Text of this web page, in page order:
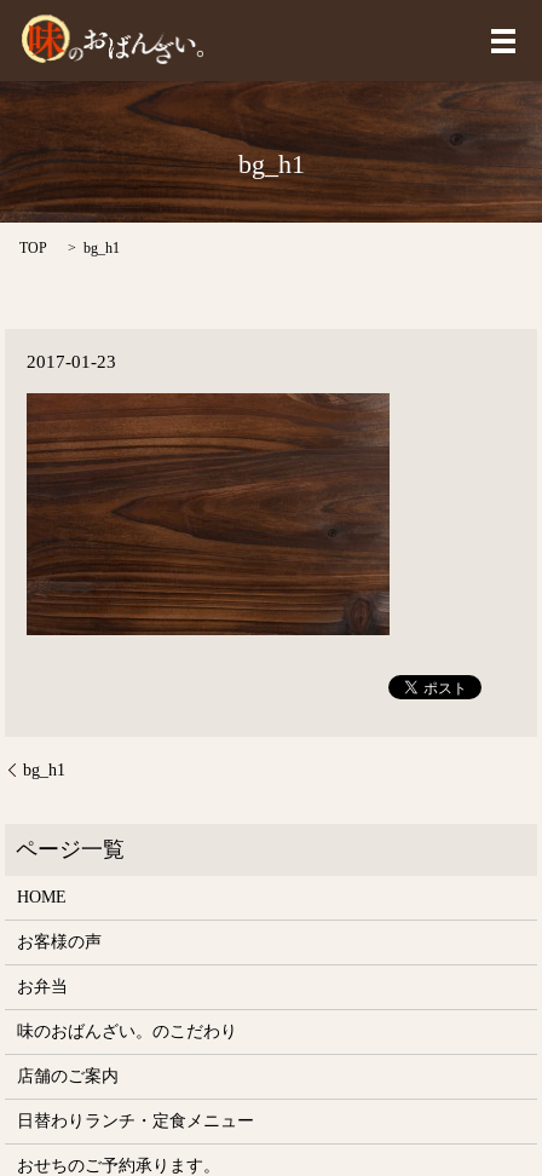
メ
bg_h1
TOP bg_h1
2017-01-23
bg_h1
HOME
お客様の声
お弁当
味のおばんざい。のこだわり
店舗のご案内
日替わりランチ・定食メニュー
おせちのご予約承ります。